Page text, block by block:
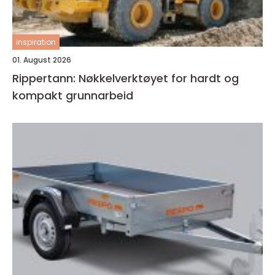
inspiration
01. August 2026
Rippertann: Nøkkelverktøyet for hardt og
kompakt grunnarbeid